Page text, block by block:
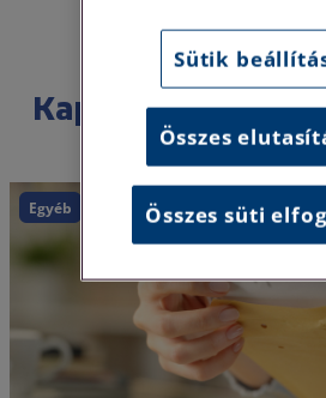
Kapcsolódó
Egyéb Közlekedés Közlekedési
Sütik
Összes
Összes süti